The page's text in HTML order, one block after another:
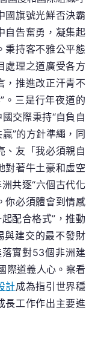
國旗號光鮮否決霸
自告奮勇，凝集起
秉持客不雅公平態
處理之道廣受各方
，推進改正汗青不
。三是行年夜道的
交際秉持“自負自
”的方針準繩，同
、友「我必須親自
對著牛土豪和虛空
共逐“六個古代化
你必須體會到情感
配合格式”，推動
與建交的最不發財
實對53個非洲建
際道義人心。察看
計成為指引世界穩
長工作作出主要進